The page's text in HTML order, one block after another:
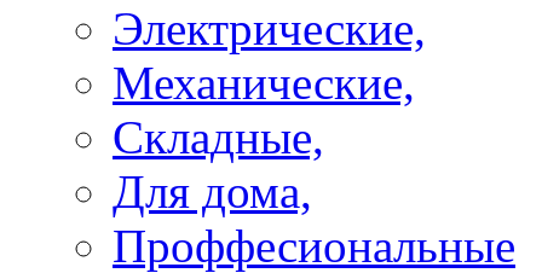
Электрические,
Механические,
Складные,
Для дома,
Проффесиональные